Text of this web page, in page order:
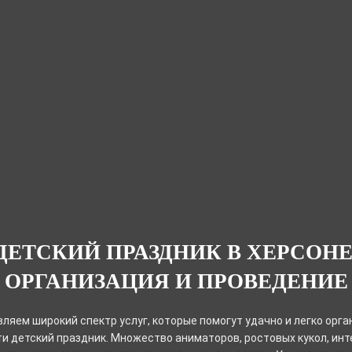
ПРАЗДНИК В
ОРГАНИЗАЦИЯ И ПРОВЕДЕНИЕ
широкий спектр услуг, которые помогут удачно и легко
детский праздник. Множество аниматоров, ростовых кукол,